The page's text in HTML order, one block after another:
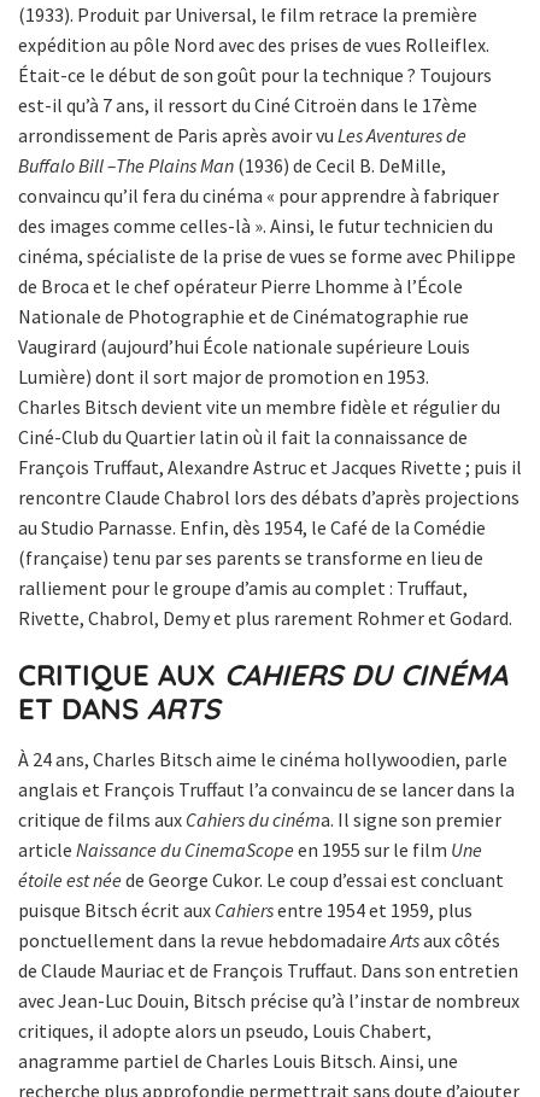
(1933). Produit par Universal, le film retrace la première
expédition au pôle Nord avec des prises de vues Rolleiflex.
Était-ce le début de son goût pour la technique ? Toujours
est-il qu’à 7 ans, il ressort du Ciné Citroën dans le 17ème
arrondissement de Paris après avoir vu Les Aventures de
Buffalo Bill –The Plains Man (1936) de Cecil B. DeMille,
convaincu qu’il fera du cinéma « pour apprendre à fabriquer
des images comme celles-là ». Ainsi, le futur technicien du
cinéma, spécialiste de la prise de vues se forme avec Philippe
de Broca et le chef opérateur Pierre Lhomme à l’École
Nationale de Photographie et de Cinématographie rue
Vaugirard (aujourd’hui École nationale supérieure Louis
Lumière) dont il sort major de promotion en 1953.
Charles Bitsch devient vite un membre fidèle et régulier du
Ciné-Club du Quartier latin où il fait la connaissance de
François Truffaut, Alexandre Astruc et Jacques Rivette ; puis il
rencontre Claude Chabrol lors des débats d’après projections
au Studio Parnasse. Enfin, dès 1954, le Café de la Comédie
(française) tenu par ses parents se transforme en lieu de
ralliement pour le groupe d’amis au complet : Truffaut,
Rivette, Chabrol, Demy et plus rarement Rohmer et Godard.
CRITIQUE AUX CAHIERS DU CINÉMA
ET DANS ARTS
À 24 ans, Charles Bitsch aime le cinéma hollywoodien, parle
anglais et François Truffaut l’a convaincu de se lancer dans la
critique de films aux Cahiers du cinéma. Il signe son premier
article Naissance du CinemaScope en 1955 sur le film Une
étoile est née de George Cukor. Le coup d’essai est concluant
puisque Bitsch écrit aux Cahiersentre 1954 et 1959, plus
ponctuellement dans la revue hebdomadaire Artsaux côtés
de Claude Mauriac et de François Truffaut. Dans son entretien
avec Jean-Luc Douin, Bitsch précise qu’à l’instar de nombreux
critiques, il adopte alors un pseudo, Louis Chabert,
anagramme partiel de Charles Louis Bitsch. Ainsi, une
recherche plus approfondie permettrait sans doute d’ajouter